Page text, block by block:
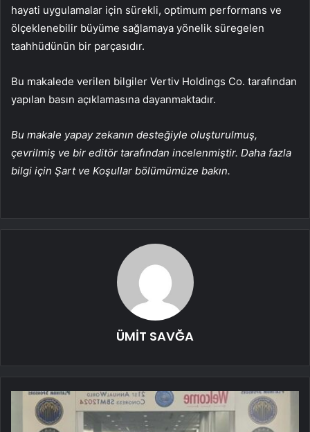
hayati uygulamalar için sürekli, optimum performans ve
ölçeklenebilir büyüme sağlamaya yönelik süregelen
taahhüdünün bir parçasıdır.
Bu makalede verilen bilgiler Vertiv Holdings Co. tarafından
yapılan basın açıklamasına dayanmaktadır.
Bu makale yapay zekanın desteğiyle oluşturulmuş,
çevrilmiş ve bir editör tarafından incelenmiştir. Daha fazla
bilgi için Şart ve Koşullar bölümümüze bakın.
ÜMİT SAVĞA